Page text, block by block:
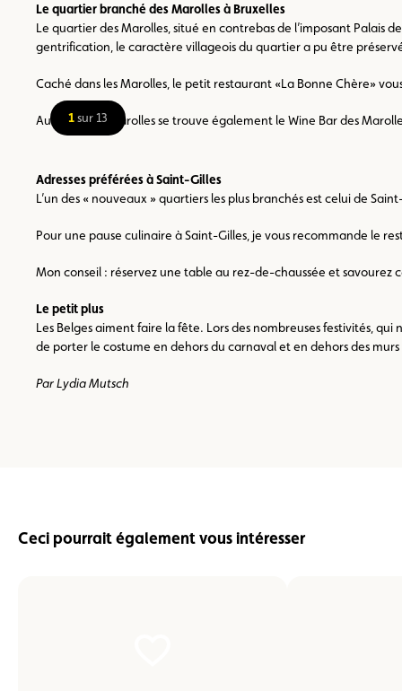
Le quartier branché des Marolles à Bruxelles
Le quartier des Marolles, situé en contrebas de l’imposant Palais
gentrification, le caractère villageois du quartier a pu être
Caché dans les Marolles, le petit restaurant «La Bonne Chère»
Au cœur des Marolles se trouve également le Wine Bar des
1sur 13
Adresses préférées à Saint-Gilles
L’un des « nouveaux » quartiers les plus branchés est celui de
Pour une pause culinaire à Saint-Gilles, je vous recommande le
Mon conseil : réservez une table au rez-de-chaussée et savourez
Le petit plus
Les Belges aiment faire la fête. Lors des nombreuses festivités,
de porter le costume en dehors du carnaval et en dehors des
Par Lydia Mutsch
Ceci pourrait également vous intéresser